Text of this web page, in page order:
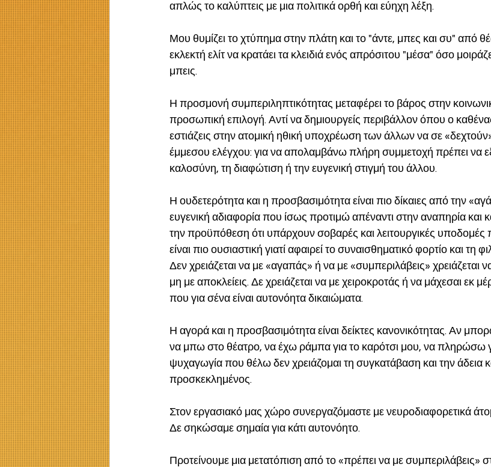
απλώς το καλύπτεις με μια πολιτικά ορθή και εύηχη λέξη.
Μου θυμίζει το χτύπημα στην πλάτη και το "άντε, μπες και συ" από
εκλεκτή ελίτ να κρατάει τα κλειδιά ενός απρόσιτου "μέσα" όσο
μπεις.
Η προσμονή συμπεριληπτικότητας μεταφέρει το βάρος στην
προσωπική επιλογή. Αντί να δημιουργείς περιβάλλον όπου ο
εστιάζεις στην ατομική ηθική υποχρέωση των άλλων να σε
έμμεσου ελέγχου: για να απολαμβάνω πλήρη συμμετοχή πρέπει να
καλοσύνη, τη διαφώτιση ή την ευγενική στιγμή του άλλου.
Η ουδετερότητα και η προσβασιμότητα είναι πιο δίκαιες από την
ευγενική αδιαφορία που ίσως προτιμώ απέναντι στην αναπηρία και
την προϋπόθεση ότι υπάρχουν σοβαρές και λειτουργικές υποδομές
είναι πιο ουσιαστική γιατί αφαιρεί το συναισθηματικό φορτίο και τη
Δεν χρειάζεται να με «αγαπάς» ή να με «συμπεριλάβεις» χρειάζεται
μη με αποκλείεις. Δε χρειάζεται να με χειροκροτάς ή να μάχεσαι εκ
που για σένα είναι αυτονόητα δικαιώματα.
Η αγορά και η προσβασιμότητα είναι δείκτες κανονικότητας. Αν
να μπω στο θέατρο, να έχω ράμπα για το καρότσι μου, να πληρώσω
ψυχαγωγία που θέλω δεν χρειάζομαι τη συγκατάβαση και την άδεια
προσκεκλημένος.
Στον εργασιακό μας χώρο συνεργαζόμαστε με νευροδιαφορετικά
Δε σηκώσαμε σημαία για κάτι αυτονόητο.
Προτείνουμε μια μετατόπιση από το «πρέπει να με συμπεριλάβεις»